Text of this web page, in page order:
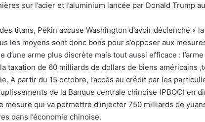
sur l’acier et l’aluminium lancée par Donald Trump
titans, Pékin accuse Washington d’avoir déclenché «
les moyens sont donc bons pour s’opposer aux
d’une arme plus discrète mais tout aussi efficace :
taxation de 60 milliards de dollars de biens américains
A partir du 15 octobre, l’accès au crédit par les
de la Banque centrale chinoise (PBOC) en
mesure qui va permettre d’injecter 750 milliards de
dans l’économie chinoise.